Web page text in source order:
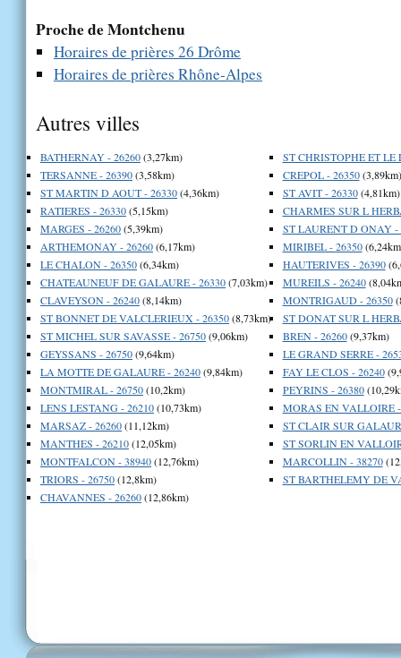
Proche de Montchenu
Horaires de prières 26 Drôme
Horaires de prières Rhône-Alpes
Autres villes
BATHERNAY - 26260(3,27km)
TERSANNE - 26390(3,58km)
ST MARTIN D AOUT - 26330(4,36km)
RATIERES - 26330(5,15km)
MARGES - 26260(5,39km)
ARTHEMONAY - 26260(6,17km)
LE CHALON - 26350(6,34km)
CHATEAUNEUF DE GALAURE - 26330(7,03km)
CLAVEYSON - 26240(8,14km)
ST BONNET DE VALCLERIEUX - 26350(8,73km)
ST MICHEL SUR SAVASSE - 26750(9,06km)
GEYSSANS - 26750(9,64km)
LA MOTTE DE GALAURE - 26240(9,84km)
MONTMIRAL - 26750(10,2km)
LENS LESTANG - 26210(10,73km)
MARSAZ - 26260(11,12km)
MANTHES - 26210(12,05km)
MONTFALCON - 38940(12,76km)
TRIORS - 26750(12,8km)
CHAVANNES - 26260(12,86km)
ST CHRISTOPHE ET LE
CREPOL - 26350(3,89km)
ST AVIT - 26330(4,81km)
CHARMES SUR L
ST LAURENT D ONAY -
MIRIBEL - 26350
HAUTERIVES - 26390
MUREILS - 26240
MONTRIGAUD - 26350
ST DONAT SUR L
BREN - 26260(9,37km)
LE GRAND SERRE -
FAY LE CLOS - 26240
PEYRINS - 26380
MORAS EN VALLOIRE
ST CLAIR SUR
ST SORLIN EN
MARCOLLIN - 38270
ST BARTHELEMY DE